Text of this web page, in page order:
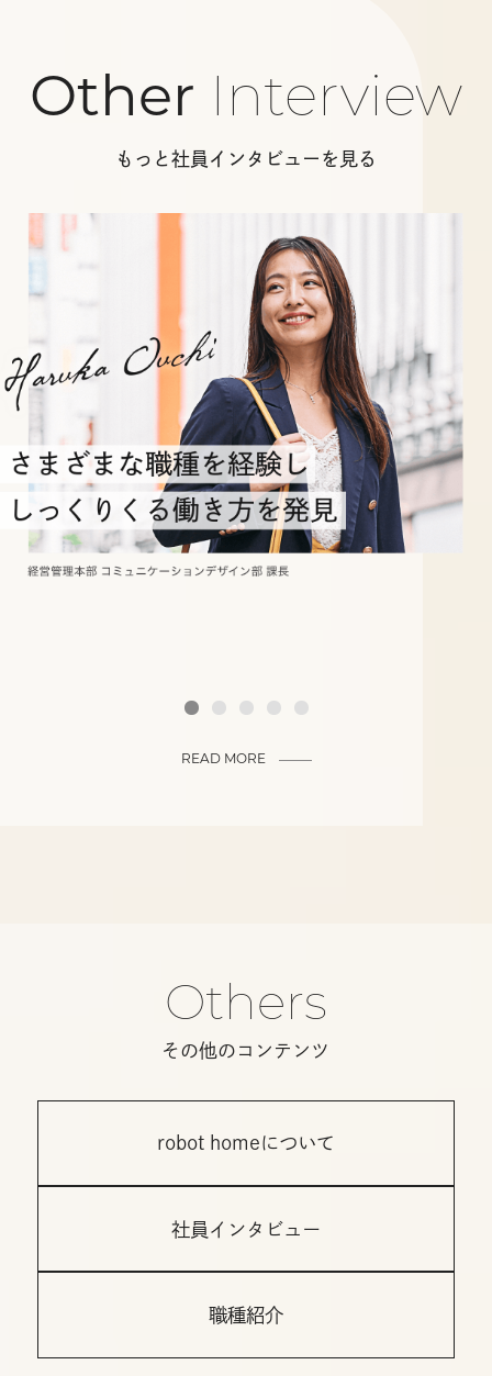
Other Interview
もっと社員インタビューを見る
READ MORE
Others
その他のコンテンツ
robot homeについて
社員インタビュー
職種紹介